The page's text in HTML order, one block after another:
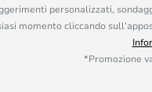
personalizzati,
momento cliccando
*Promozione